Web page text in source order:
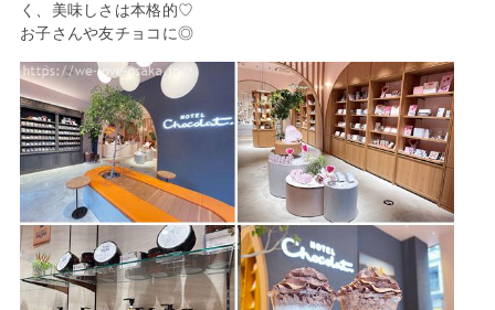
く、美味しさは本格的♡
お子さんや友チョコに◎